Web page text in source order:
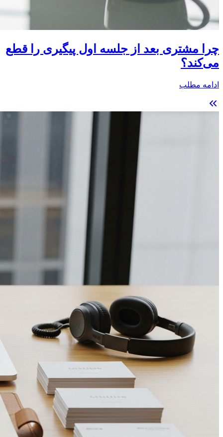
چرا مشتری بعد از جلسه اول پیگیری را قطع
می‌کند؟
ادامه مطلب